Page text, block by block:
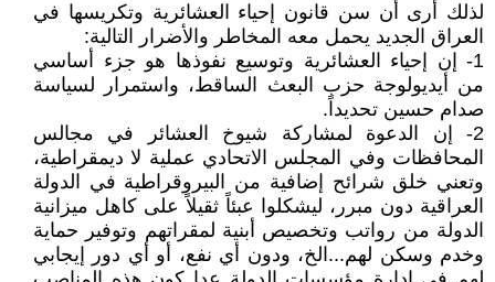
لذلك أرى أن سن قانون إحياء العشائرية وتكريسها في
العراق الجديد يحمل معه المخاطر والأضرار التالية:
1- إن إحياء العشائرية وتوسيع نفوذها هو جزء أساسي
من أيديولوجة حزب البعث الساقط، واستمرار لسياسة
صدام حسين تحديداً.
2- إن الدعوة لمشاركة شيوخ العشائر في مجالس
المحافظات وفي المجلس الاتحادي عملية لا ديمقراطية،
وتعني خلق شرائح إضافية من البيروقراطية في الدولة
العراقية دون مبرر، ليشكلوا عبئاً ثقيلاً على كاهل ميزانية
الدولة من رواتب وتخصيص أبنية لمقراتهم وتوفير حماية
وخدم وسكن لهم...الخ، ودون أي نفع، أو أي دور إيجابي